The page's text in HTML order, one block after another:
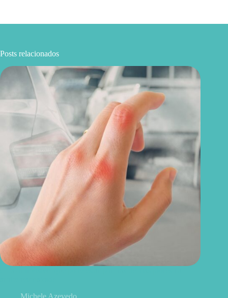
Posts relacionados
Michele Azevedo